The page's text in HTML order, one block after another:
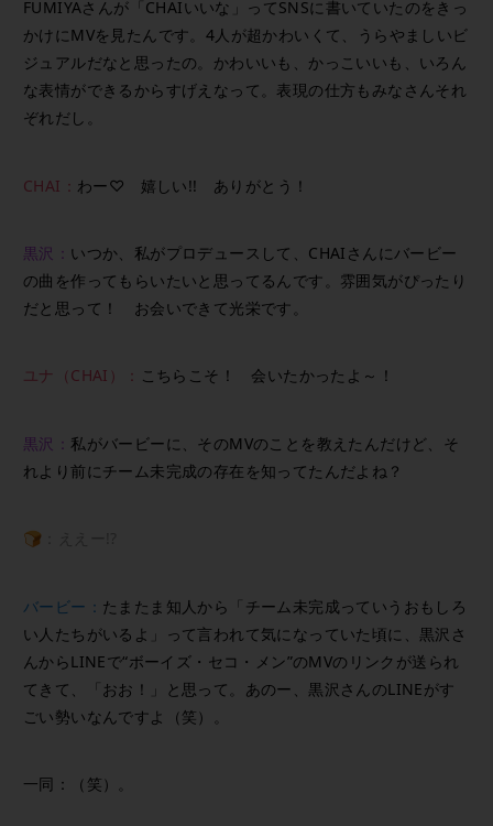
FUMIYAさんが「CHAIいいな」ってSNSに書いていたのをきっ
かけにMVを見たんです。4人が超かわいくて、うらやましいビ
ジュアルだなと思ったの。かわいいも、かっこいいも、いろん
な表情ができるからすげえなって。表現の仕方もみなさんそれ
ぞれだし。
CHAI： わー♡ 嬉しい!! ありがとう！
黒沢： いつか、私がプロデュースして、CHAIさんにバービー
の曲を作ってもらいたいと思ってるんです。雰囲気がぴったり
だと思って！ お会いできて光栄です。
ユナ（CHAI）： こちらこそ！ 会いたかったよ～！
黒沢： 私がバービーに、そのMVのことを教えたんだけど、そ
れより前にチーム未完成の存在を知ってたんだよね？
🍞：ええー!?
バービー： たまたま知人から「チーム未完成っていうおもしろ
い人たちがいるよ」って言われて気になっていた頃に、黒沢さ
んからLINEで“ボーイズ・セコ・メン”のMVのリンクが送られ
てきて、「おお！」と思って。あのー、黒沢さんのLINEがす
ごい勢いなんですよ（笑）。
一同：（笑）。